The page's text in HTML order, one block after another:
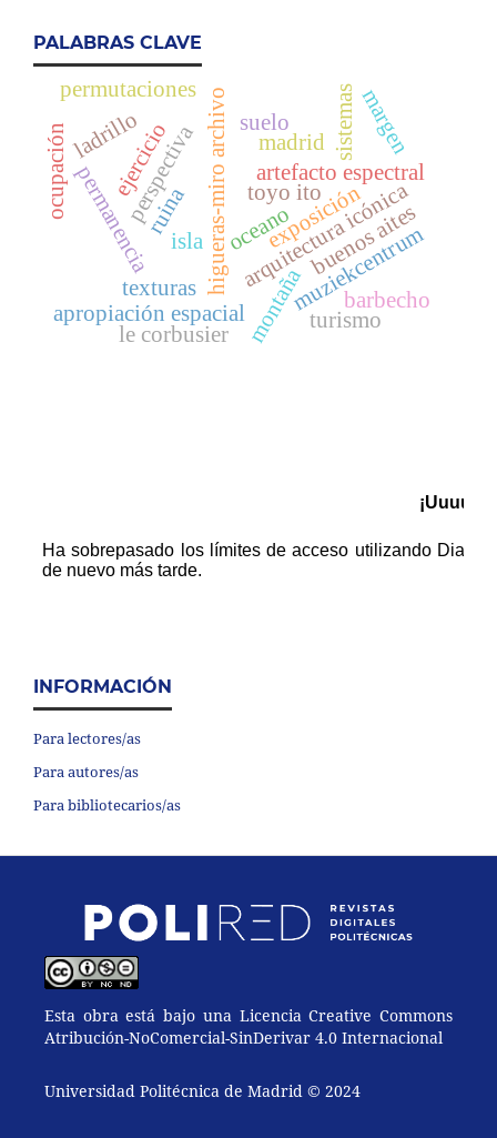
PALABRAS CLAVE
higueras-miro archivo
perspectiva madrid
ejercicio
artefacto espectral
toyo ito
ruina arquitectura icónica
exposición
isla oceano
montaña
permanencia muziekcentrum
sistemas
permutaciones
ocupación
apropiación espacial
barbecho
margen
buenos aites
le corbusier
turismo
suelo
texturas
ladrillo
INFORMACIÓN
Para lectores/as
Para autores/as
Para bibliotecarios/as
Esta obra está bajo una Licencia Creative Commons
Atribución-NoComercial-SinDerivar 4.0 Internacional
Universidad Politécnica de Madrid © 2024